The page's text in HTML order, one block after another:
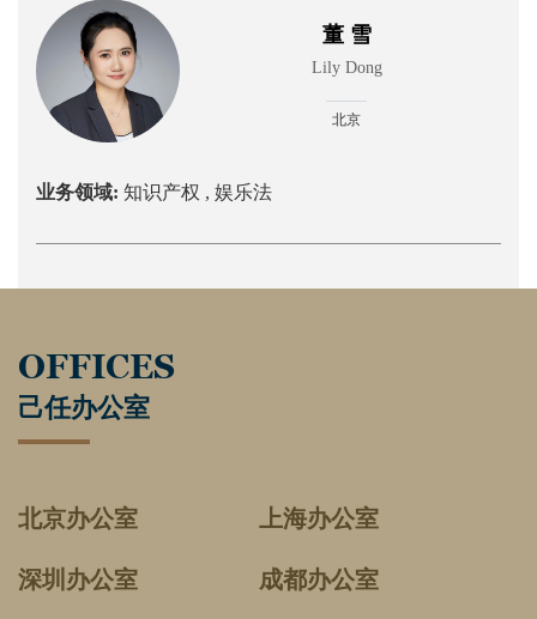
董 雪
Lily Dong
北京
业务领域: 知识产权 , 娱乐法
OFFICES
己任办公室
北京办公室 上海办公室
深圳办公室 成都办公室